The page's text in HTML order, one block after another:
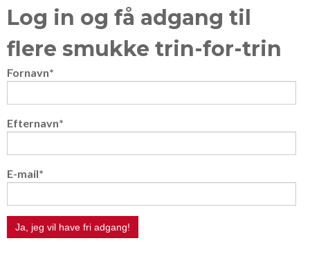
Log in og få adgang til
flere smukke trin-for-trin
Fornavn*
Efternavn*
E-mail*